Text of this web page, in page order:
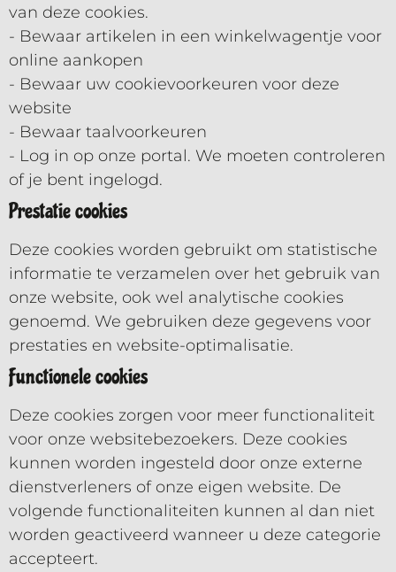
van deze cookies.
- Bewaar artikelen in een winkelwagentje voor
online aankopen
- Bewaar uw cookievoorkeuren voor deze
website
- Bewaar taalvoorkeuren
- Log in op onze portal. We moeten controleren
of je bent ingelogd.
Prestatie cookies
Deze cookies worden gebruikt om statistische
informatie te verzamelen over het gebruik van
onze website, ook wel analytische cookies
genoemd. We gebruiken deze gegevens voor
prestaties en website-optimalisatie.
Functionele cookies
Deze cookies zorgen voor meer functionaliteit
voor onze websitebezoekers. Deze cookies
kunnen worden ingesteld door onze externe
dienstverleners of onze eigen website. De
volgende functionaliteiten kunnen al dan niet
worden geactiveerd wanneer u deze categorie
accepteert.